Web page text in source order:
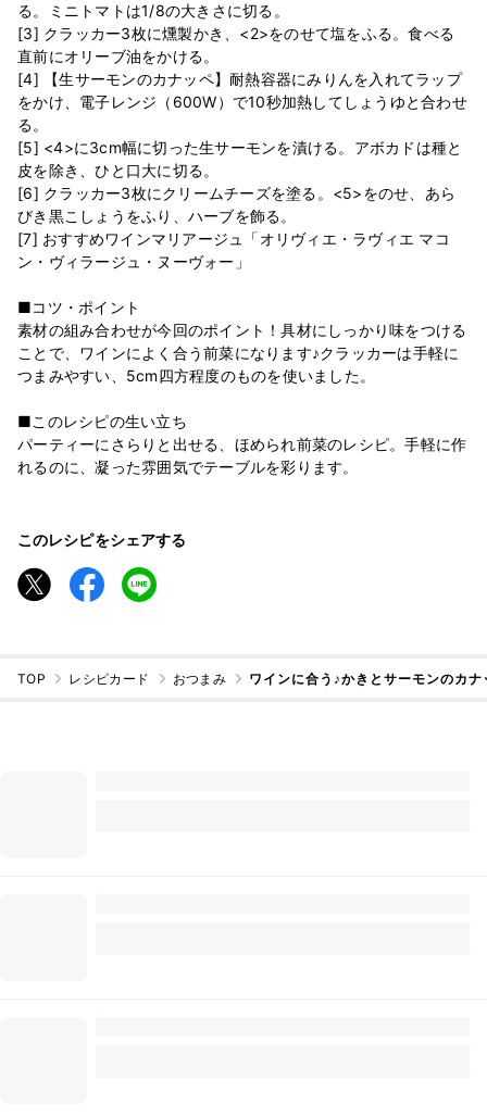
る。ミニトマトは1/8の大きさに切る。
[3] クラッカー3枚に燻製かき、<2>をのせて塩をふる。食べる
直前にオリーブ油をかける。
[4] 【生サーモンのカナッペ】耐熱容器にみりんを入れてラップ
をかけ、電子レンジ（600W）で10秒加熱してしょうゆと合わせ
る。
[5] <4>に3cm幅に切った生サーモンを漬ける。アボカドは種と
皮を除き、ひと口大に切る。
[6] クラッカー3枚にクリームチーズを塗る。<5>をのせ、あら
びき黒こしょうをふり、ハーブを飾る。
[7] おすすめワインマリアージュ「オリヴィエ・ラヴィエ マコ
ン・ヴィラージュ・ヌーヴォー」
■コツ・ポイント
素材の組み合わせが今回のポイント！具材にしっかり味をつける
ことで、ワインによく合う前菜になります♪クラッカーは手軽に
つまみやすい、5cm四方程度のものを使いました。
■このレシピの生い立ち
パーティーにさらりと出せる、ほめられ前菜のレシピ。手軽に作
れるのに、凝った雰囲気でテーブルを彩ります。
このレシピをシェアする
TOP レシピカード おつまみ ワインに合う♪かきとサーモンのカナ